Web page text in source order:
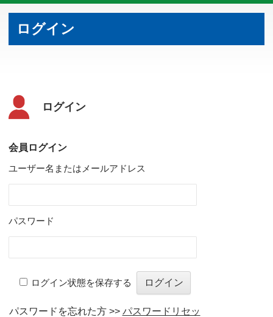
ログイン
ログイン
会員ログイン
ユーザー名またはメールアドレス
パスワード
ログイン状態を保存する
パスワードを忘れた方 >> パスワードリセッ